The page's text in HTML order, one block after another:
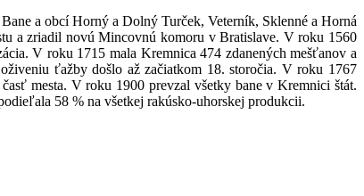
a obcí Horný a Dolný Turček, Veterník, Sklenné a Horná
a zriadil novú Mincovnú komoru v Bratislave. V roku 1560
V roku 1715 mala Kremnica 474 zdanených mešťanov a
ťažby došlo až začiatkom 18. storočia. V roku 1767
mesta. V roku 1900 prevzal všetky bane v Kremnici štát.
58 % na všetkej rakúsko-uhorskej produkcii.